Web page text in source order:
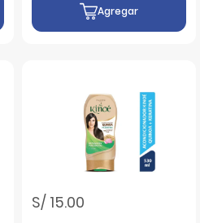
Agregar
S/ 15.00